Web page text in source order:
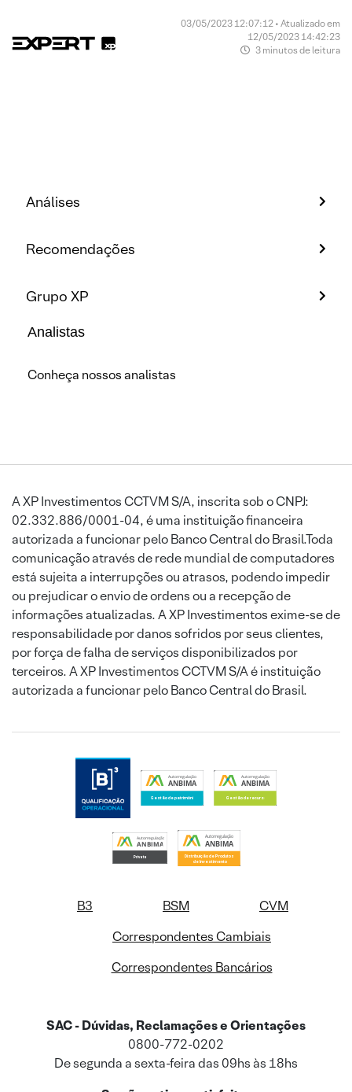
03/05/2023 12:07:12 • Atualizado em
12/05/2023 14:42:23
3 minutos de leitura
Análises
Recomendações
Grupo XP
Analistas
Conheça nossos analistas
A XP Investimentos CCTVM S/A, inscrita sob o CNPJ:
02.332.886/0001-04, é uma instituição financeira
autorizada a funcionar pelo Banco Central do Brasil.Toda
comunicação através de rede mundial de computadores
está sujeita a interrupções ou atrasos, podendo impedir
ou prejudicar o envio de ordens ou a recepção de
informações atualizadas. A XP Investimentos exime-se de
responsabilidade por danos sofridos por seus clientes,
por força de falha de serviços disponibilizados por
terceiros. A XP Investimentos CCTVM S/A é instituição
autorizada a funcionar pelo Banco Central do Brasil.
B3 BSM
CVM
Correspondentes Cambiais
Correspondentes Bancários
SAC - Dúvidas, Reclamações e Orientações
0800-772-0202
De segunda a sexta-feira das 09hs às 18hs